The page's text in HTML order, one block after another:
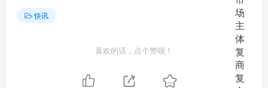
快讯
喜欢的话，点个赞呗！